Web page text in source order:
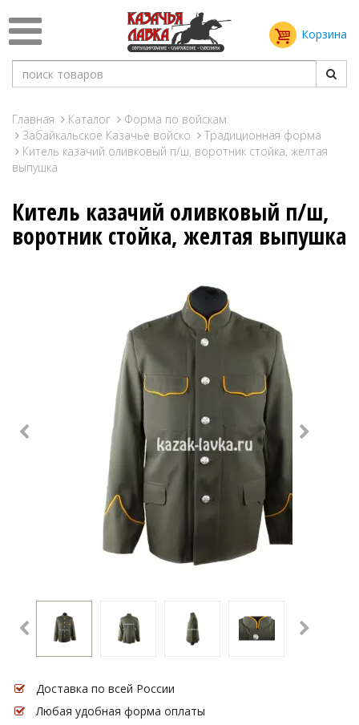
Корзина
Главная Каталог
Форма по войскам
Забайкальское Казачье войско
Традиционная форма
Китель казачий оливковый п/ш, воротник стойка, желтая
выпушка
Китель казачий оливковый п/ш,
воротник стойка, желтая выпушка
Доставка по всей России
Любая удобная форма оплаты